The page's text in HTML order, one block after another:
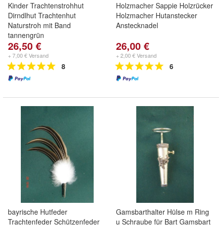
Kinder Trachtenstrohhut
Dirndlhut Trachtenhut
Naturstroh mit Band
tannengrün
26,50 €
+ 7,00 € Versand
8
Holzmacher Sappie Holzrücker
Holzmacher Hutanstecker
Anstecknadel
26,00 €
+ 2,00 € Versand
6
bayrische Hutfeder
Trachtenfeder Schützenfeder
Gamsbarthalter Hülse m Ring
u Schraube für Bart Gamsbart